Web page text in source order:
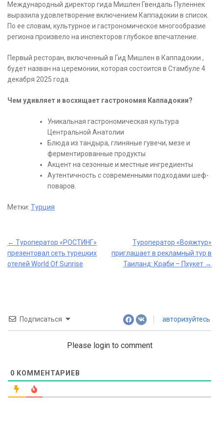
Международный директор гида Мишлен Гвендаль Пуленнек
выразила удовлетворение включением Каппадокии в список.
По ее словам, культурное и гастрономическое многообразие
региона произвело на инспекторов глубокое впечатление.
Первый ресторан, включенный в Гид Мишлен в Каппадокии ,
будет назван на церемонии, которая состоится в Стамбуле 4
декабря 2025 года.
Чем удивляет и восхищает гастрономия Каппадокии?
Уникальная гастрономическая культура
Центральной Анатолии
Блюда из тандыра, глиняные гувечи, мезе и
ферментированные продукты
Акцент на сезонные и местные ингредиенты
Аутентичность с современными подходами шеф-
поваров.
Метки: Турция
Post
navigation
← Туроператор «РОСТИНГ»
презентовал сеть турецких
отелей World Of Sunrise
Туроператор «Вояжтур»
приглашает в рекламный тур в
Таиланд: Краби – Пхукет →
Подписаться авторизуйтесь
Please login to comment
0 КОММЕНТАРИЕВ